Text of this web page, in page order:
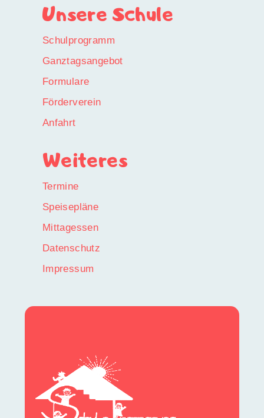
Unsere Schule
Schulprogramm
Ganztagsangebot
Formulare
Förderverein
Anfahrt
Weiteres
Termine
Speisepläne
Mittagessen
Datenschutz
Impressum